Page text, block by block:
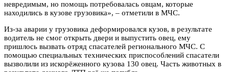
невредимым, но помощь потребовалась овцам, которые
находились в кузове грузовика», – отметили в МЧС.
Из-за аварии у грузовика деформировался кузов, в результате
водитель не смог открыть двери и выпустить овец, ему
пришлось вызвать отряд спасателей регионального МЧС. С
помощью специальных технических приспособлений спасатели
вызволили из искорёженного кузова 130 овец. Часть животных в